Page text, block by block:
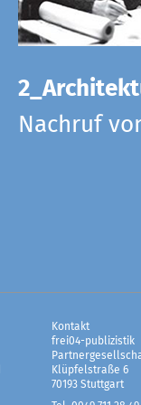
Nachruf
Kontakt
frei04-publizistik
Klüpfelstraße 6
70193 Stuttgart